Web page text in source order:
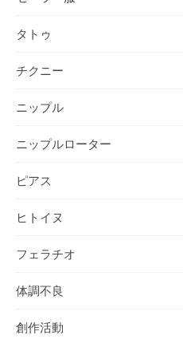
タトゥ
チクニー
ニップル
ニップルローター
ピアス
ヒトイヌ
フェラチオ
体調不良
創作活動